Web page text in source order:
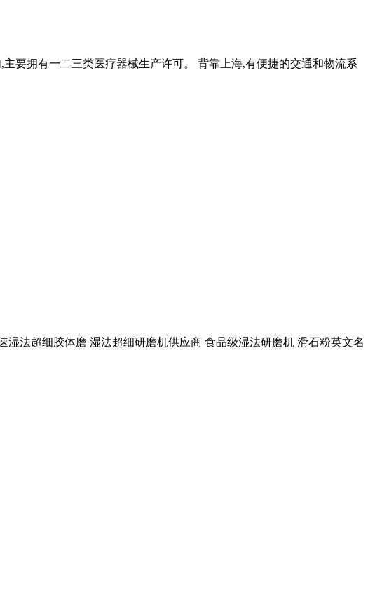
要拥有一二三类医疗器械生产许可。 背靠上海,有便捷的交通和物流系
法超细胶体磨 湿法超细研磨机供应商 食品级湿法研磨机 滑石粉英文名